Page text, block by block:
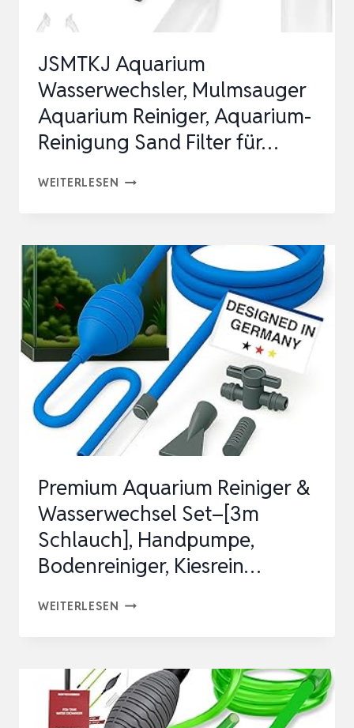
JSMTKJ Aquarium
Wasserwechsler, Mulmsauger
Aquarium Reiniger, Aquarium-
Reinigung Sand Filter für…
WEITERLESEN JSMTKJ
MULMSAUGER
AQUARIUM
REINIGER,
AQUARIUM-
REINIGUNG
SAND
FILTER
FÜR…
Premium Aquarium Reiniger &
Wasserwechsel Set–[3m
Schlauch], Handpumpe,
Bodenreiniger, Kiesrein…
WEITERLESEN PREMIUM
&
WASSERWECHSEL
SET–